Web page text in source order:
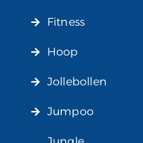
Fitness
Hoop
Jollebollen
Jumpoo